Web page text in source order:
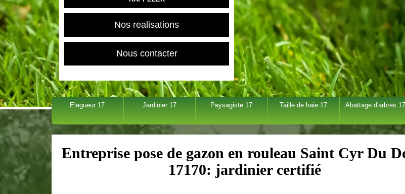
Nos realisations
Nous contacter
Elagueur 17 Jardinier 17 Paysagiste 17 Taille de haie 17 Abattage d'arbres 17
Entreprise pose de gazon en rouleau Saint Cyr Du
17170: jardinier certifié